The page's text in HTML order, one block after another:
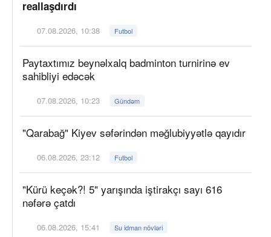
reallaşdırdı
07.08.2026, 10:38 Futbol
Paytaxtımız beynəlxalq badminton turnirinə ev
sahibliyi edəcək
07.08.2026, 10:23 Gündəm
"Qarabağ" Kiyev səfərindən məğlubiyyətlə qayıdır
06.08.2026, 23:12 Futbol
"Kürü keçək?! 5" yarışında iştirakçı sayı 616
nəfərə çatdı
06.08.2026, 15:41 Su idman növləri